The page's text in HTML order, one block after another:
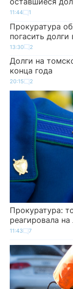
11:44 1
Прокуратура
погасить
13:30 2
Долги на
конца года
20:15 2
Прокуратура:
реагировала
11:43 7